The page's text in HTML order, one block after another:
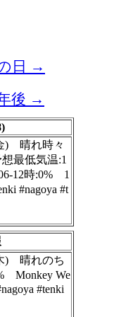
日 →
後 →
) 晴れ時々
最低気温:1
12時:0% 1
#nagoya #t
) 晴れのち
Monkey We
#tenki